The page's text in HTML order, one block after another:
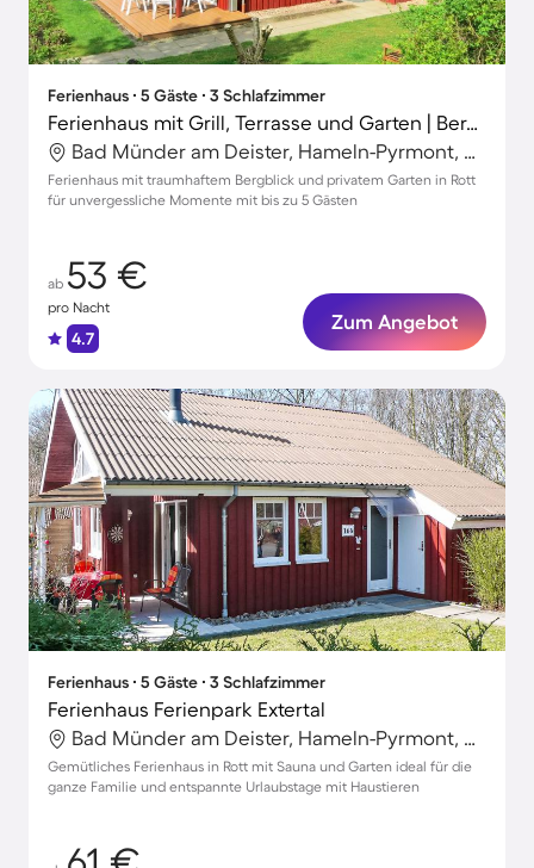
Ferienhaus ∙ 5 Gäste ∙ 3 Schlafzimmer
Ferienhaus mit Grill, Terrasse und Garten | Bergblick
Bad Münder am Deister, Hameln-Pyrmont, Deutschland
Ferienhaus mit traumhaftem Bergblick und privatem Garten in Rott
für unvergessliche Momente mit bis zu 5 Gästen
ab 53 €
pro Nacht
4.7
Zum Angebot
Ferienhaus ∙ 5 Gäste ∙ 3 Schlafzimmer
Ferienhaus Ferienpark Extertal
Bad Münder am Deister, Hameln-Pyrmont, Deutschland
Gemütliches Ferienhaus in Rott mit Sauna und Garten ideal für die
ganze Familie und entspannte Urlaubstage mit Haustieren